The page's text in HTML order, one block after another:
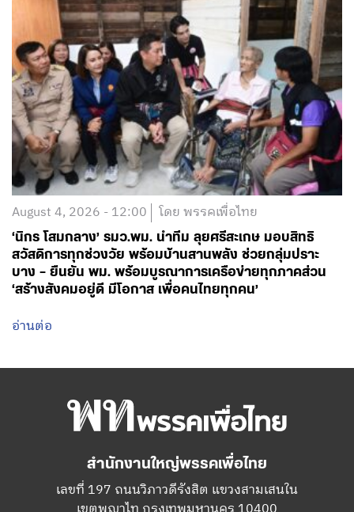
August 4, 2026 - 12:00 โดย พรรคเพื่อไทย
‘นิกร โสมกลาง’ รมว.พม. นำทีม ลุยศรีสะเกษ มอบสิทธิ
สวัสดิการทุกช่วงวัย พร้อมบ้านสานพลัง ช่วยกลุ่มปราะ
บาง – ยืนยัน พม. พร้อมบูรณาการเครือข่ายทุกภาคส่วน
‘สร้างสังคมอยู่ดี มีโอกาส เพื่อคนไทยทุกคน’
อ่านต่อ
สำนักงานใหญ่พรรคเพื่อไทย
เลขที่ 197 ถนนวิภาวดีรังสิต แขวงสามเสนใน